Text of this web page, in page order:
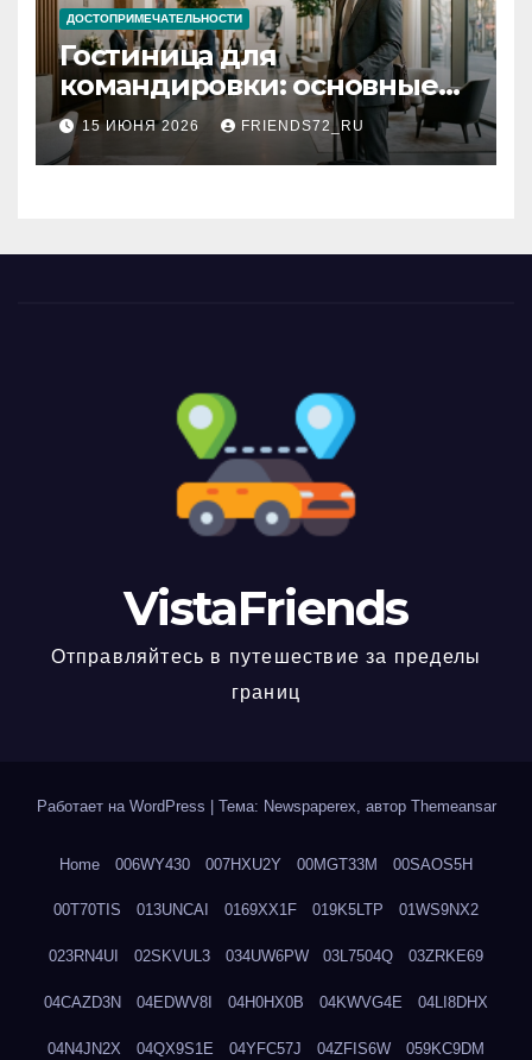
ДОСТОПРИМЕЧАТЕЛЬНОСТИ
Гостиница для
командировки: основные
критерии выбора
15 ИЮНЯ 2026 FRIENDS72_RU
VistaFriends
Отправляйтесь в путешествие за пределы
границ
Работает на WordPress Тема: Newspaperex, автор Themeansar
Home 006WY430 007HXU2Y 00MGT33M 00SAOS5H
00T70TIS 013UNCAI 0169XX1F 019K5LTP 01WS9NX2
023RN4UI 02SKVUL3 034UW6PW 03L7504Q 03ZRKE69
04CAZD3N 04EDWV8I 04H0HX0B 04KWVG4E 04LI8DHX
04N4JN2X 04QX9S1E 04YFC57J 04ZFIS6W 059KC9DM